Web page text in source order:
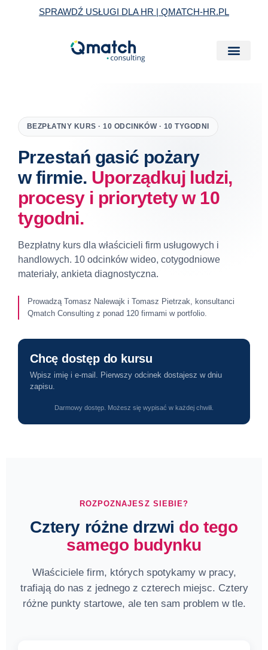
SPRAWDŹ USŁUGI DLA HR | QMATCH-HR.PL
BEZPŁATNY KURS · 10 ODCINKÓW · 10 TYGODNI
Przestań gasić pożary
w firmie. Uporządkuj ludzi,
procesy i priorytety w 10
tygodni.
Bezpłatny kurs dla właścicieli firm usługowych i
handlowych. 10 odcinków wideo, cotygodniowe
materiały, ankieta diagnostyczna.
Prowadzą Tomasz Nalewajk i Tomasz Pietrzak, konsultanci
Qmatch Consulting z ponad 120 firmami w portfolio.
Chcę dostęp do kursu
Wpisz imię i e-mail. Pierwszy odcinek dostajesz w dniu
zapisu.
Darmowy dostęp. Możesz się wypisać w każdej chwili.
ROZPOZNAJESZ SIEBIE?
Cztery różne drzwi do tego
samego budynku
Właściciele firm, których spotykamy w pracy,
trafiają do nas z jednego z czterech miejsc. Cztery
różne punkty startowe, ale ten sam problem w tle.